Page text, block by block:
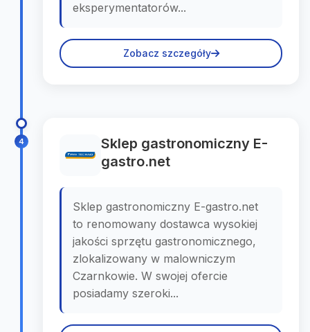
eksperymentatorów...
Zobacz szczegóły
4
Sklep gastronomiczny E-
gastro.net
Sklep gastronomiczny E-gastro.net
to renomowany dostawca wysokiej
jakości sprzętu gastronomicznego,
zlokalizowany w malowniczym
Czarnkowie. W swojej ofercie
posiadamy szeroki...